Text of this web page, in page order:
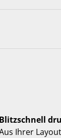
Blitzschnell
Ihrer